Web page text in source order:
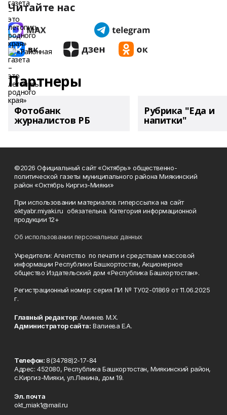
Читайте нас
Партнеры
Фотобанк
журналистов РБ
Рубрика "Еда и
напитки"
©2026 Официальный сайт «Октябрь» общественно-
политической газеты муниципального района Миякинский
район «Октябрь Киргиз-Мияки»
При использовании материалов гиперссылка на сайт
oktyabr.miyaki.ru обязательна. Категория информационной
продукции 12+
Об использовании персональных данных
Учредители: Агентство по печати и средствам массовой
информации Республики Башкортостан, Акционерное
общество Издательский дом «Республика Башкортостан».
Регистрационный номер: серия ПИ № ТУ02-01869 от 11.06.2025
г.
Главный редактор: Аминев М.Х.
Администратор сайта: Валиева Е.А.
Телефон:8(34788)2-17-84
Адрес: 452080, Республика Башкортостан, Миякинский район,
с.Киргиз-Мияки, ул.Ленина, дом 19.
Эл. почта
okt_miak1@mail.ru